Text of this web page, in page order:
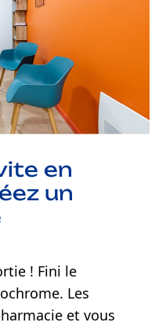
en
un
! Fini le
Les
et vous